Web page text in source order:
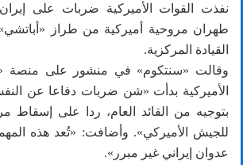
نفذت القوات الأميركية ضربات على
طهران مروحية أميركية من طراز
القيادة المركزية.
وقالت «سنتكوم» في منشور على منصة
الأميركية بدأت «شن ضربات دفاعا عن
بتوجيه من القائد العام، ردا على إسقاط
للجيش الأميركي». وأضافت: «تُعد هذه
عدوان إيراني غير مبرر».